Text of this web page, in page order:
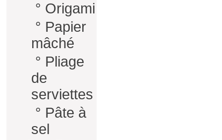
° Origami
° Papier
mâché
° Pliage
de
serviettes
° Pâte à
sel